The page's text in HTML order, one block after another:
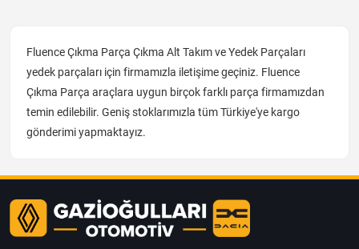
Fluence Çıkma Parça Çıkma Alt Takım ve Yedek Parçaları
yedek parçaları için firmamızla iletişime geçiniz. Fluence
Çıkma Parça araçlara uygun birçok farklı parça firmamızdan
temin edilebilir. Geniş stoklarımızla tüm Türkiye'ye kargo
gönderimi yapmaktayız.